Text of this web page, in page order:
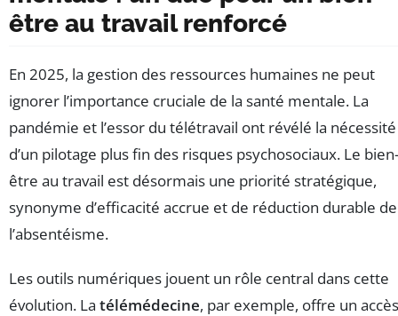
être au travail renforcé
En 2025, la gestion des ressources humaines ne peut
ignorer l’importance cruciale de la santé mentale. La
pandémie et l’essor du télétravail ont révélé la nécessité
d’un pilotage plus fin des risques psychosociaux. Le bien-
être au travail est désormais une priorité stratégique,
synonyme d’efficacité accrue et de réduction durable de
l’absentéisme.
Les outils numériques jouent un rôle central dans cette
évolution. La télémédecine, par exemple, offre un accès